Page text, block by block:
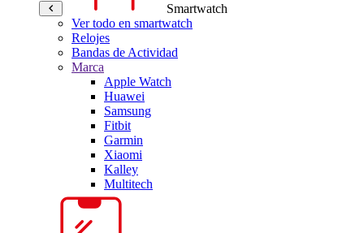
Smartwatch
Ver todo en smartwatch
Relojes
Bandas de Actividad
Marca
Apple Watch
Huawei
Samsung
Fitbit
Garmin
Xiaomi
Kalley
Multitech